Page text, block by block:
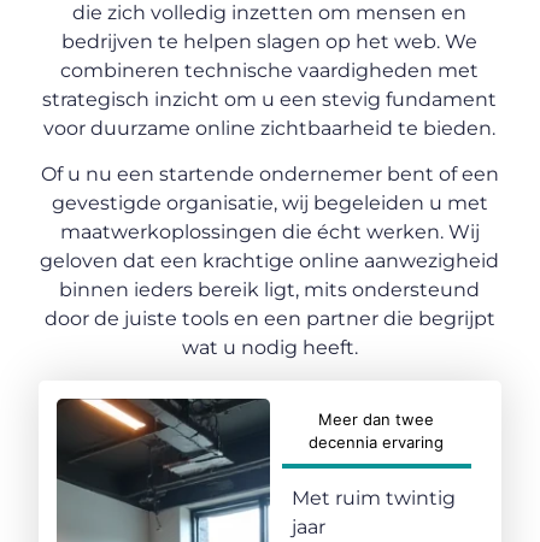
die zich volledig inzetten om mensen en
bedrijven te helpen slagen op het web. We
combineren technische vaardigheden met
strategisch inzicht om u een stevig fundament
voor duurzame online zichtbaarheid te bieden.
Of u nu een startende ondernemer bent of een
gevestigde organisatie, wij begeleiden u met
maatwerkoplossingen die écht werken. Wij
geloven dat een krachtige online aanwezigheid
binnen ieders bereik ligt, mits ondersteund
door de juiste tools en een partner die begrijpt
wat u nodig heeft.
Meer dan twee
decennia ervaring
Met ruim twintig
jaar